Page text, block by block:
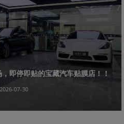
即停即贴的宝藏汽车贴膜店！！
07-30